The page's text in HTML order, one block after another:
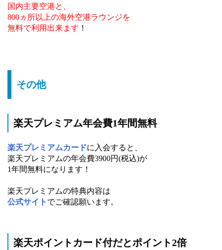
国内主要空港と、
800ヵ所以上の海外空港ラウンジを
無料で利用出来ます ！
その他
楽天プレミアム年会費1年間無料
楽天プレミアムカードに入会すると、
楽天プレミアムの年会費3900円(税込)が
1年間無料になります！
楽天プレミアムの特典内容は
公式サイト でご確認願います。
楽天ポイントカード付だとポイント2倍